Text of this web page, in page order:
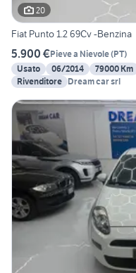
20
Fiat Punto 1.2 69Cv -Benzina
5.900 €Pieve a Nievole(PT)
Usato
06/2014 79000 Km
Rivenditore Dream car srl